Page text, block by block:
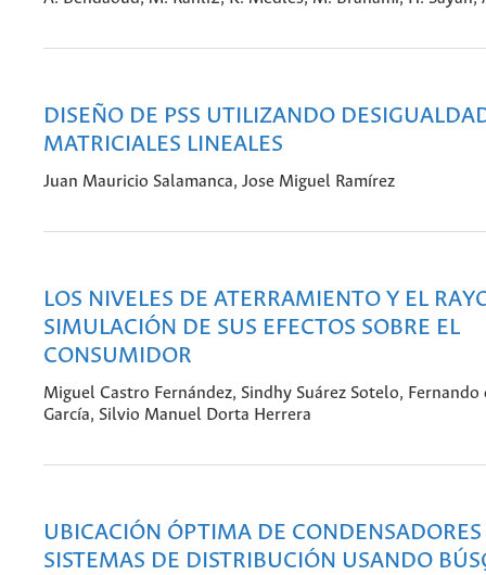
DISEÑO DE PSS UTILIZANDO
MATRICIALES LINEALES
Juan Mauricio Salamanca, Jose Miguel Ramírez
LOS NIVELES DE ATERRAMIENTO Y EL
SIMULACIÓN DE SUS EFECTOS SOBRE EL
CONSUMIDOR
Miguel Castro Fernández, Sindhy Suárez Sotelo, Fernando
García, Silvio Manuel Dorta Herrera
UBICACIÓN ÓPTIMA DE
SISTEMAS DE DISTRIBUCIÓN USANDO